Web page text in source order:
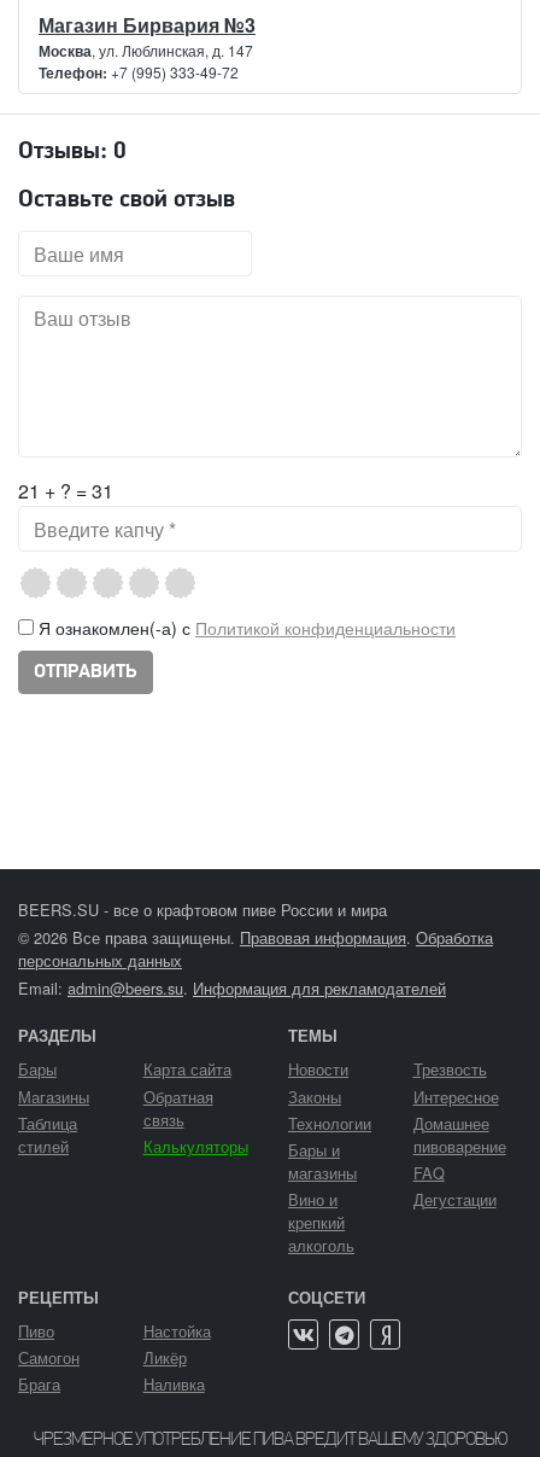
Магазин Бирвария №3
Москва, ул. Люблинская, д. 147
Телефон: +7 (995) 333-49-72
Отзывы: 0
Оставьте свой отзыв
21 + ? = 31
Я ознакомлен(-а) с Политикой конфиденциальности
BEERS.SU - все о крафтовом пиве России и мира
© 2026 Все права защищены. Правовая информация. Обработка
персональных данных
Email: admin@beers.su. Информация для рекламодателей
РАЗДЕЛЫ
Бары
Магазины
Таблица
стилей
Карта сайта
Обратная
связь
Калькуляторы
ТЕМЫ
Новости
Законы
Технологии
Бары и
магазины
Вино и
крепкий
алкоголь
Трезвость
Интересное
Домашнее
пивоварение
FAQ
Дегустации
РЕЦЕПТЫ
Пиво
Самогон
Брага
Настойка
Ликёр
Наливка
СОЦСЕТИ
ЧРЕЗМЕРНОЕ УПОТРЕБЛЕНИЕ ПИВА ВРЕДИТ ВАШЕМУ ЗДОРОВЬЮ